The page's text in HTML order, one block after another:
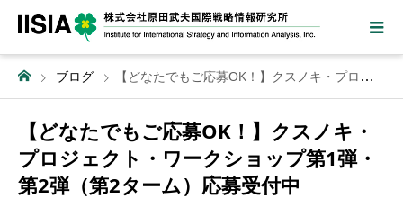
ブログ 【どなたでもご応募OK！】クスノキ・プロジェクト・ワークショップ第1弾・第2弾（第2ターム）応募受付中
【どなたでもご応募OK！】クスノキ・
プロジェクト・ワークショップ第1弾・
第2弾（第2ターム）応募受付中